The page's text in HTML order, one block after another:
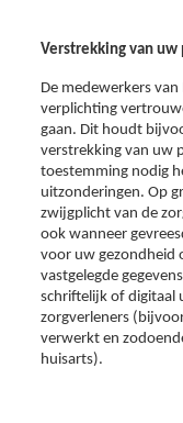
Verstrekking van uw
De medewerkers
verplichting
gaan. Dit houdt
verstrekking van uw
toestemming nodig
uitzonderingen. Op
zwijgplicht van de
ook wanneer
voor uw gezondheid
vastgelegde
schriftelijk of digitaal
zorgverleners
verwerkt en
huisarts).